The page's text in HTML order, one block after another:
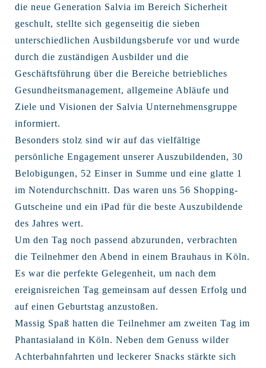
die neue Generation Salvia im Bereich Sicherheit
geschult, stellte sich gegenseitig die sieben
unterschiedlichen Ausbildungsberufe vor und wurde
durch die zuständigen Ausbilder und die
Geschäftsführung über die Bereiche betriebliches
Gesundheitsmanagement, allgemeine Abläufe und
Ziele und Visionen der Salvia Unternehmensgruppe
informiert.
Besonders stolz sind wir auf das vielfältige
persönliche Engagement unserer Auszubildenden, 30
Belobigungen, 52 Einser in Summe und eine glatte 1
im Notendurchschnitt. Das waren uns 56 Shopping-
Gutscheine und ein iPad für die beste Auszubildende
des Jahres wert.
Um den Tag noch passend abzurunden, verbrachten
die Teilnehmer den Abend in einem Brauhaus in Köln.
Es war die perfekte Gelegenheit, um nach dem
ereignisreichen Tag gemeinsam auf dessen Erfolg und
auf einen Geburtstag anzustoßen.
Massig Spaß hatten die Teilnehmer am zweiten Tag im
Phantasialand in Köln. Neben dem Genuss wilder
Achterbahnfahrten und leckerer Snacks stärkte sich